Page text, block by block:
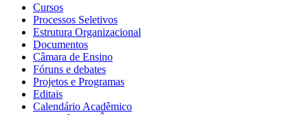
Cursos
Processos Seletivos
Estrutura Organizacional
Documentos
Câmara de Ensino
Fóruns e debates
Projetos e Programas
Editais
Calendário Acadêmico